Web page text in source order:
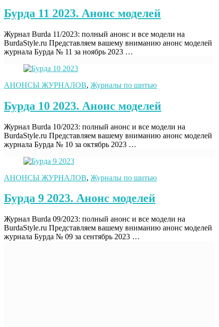
Бурда 11 2023. Анонс моделей
Журнал Burda 11/2023: полный анонс и все модели на
BurdaStyle.ru Представляем вашему вниманию анонс моделей
журнала Бурда № 11 за ноябрь 2023 …
АНОНСЫ ЖУРНАЛОВ, Журналы по шитью
Бурда 10 2023. Анонс моделей
Журнал Burda 10/2023: полный анонс и все модели на
BurdaStyle.ru Представляем вашему вниманию анонс моделей
журнала Бурда № 10 за октябрь 2023 …
АНОНСЫ ЖУРНАЛОВ, Журналы по шитью
Бурда 9 2023. Анонс моделей
Журнал Burda 09/2023: полный анонс и все модели на
BurdaStyle.ru Представляем вашему вниманию анонс моделей
журнала Бурда № 09 за сентябрь 2023 …